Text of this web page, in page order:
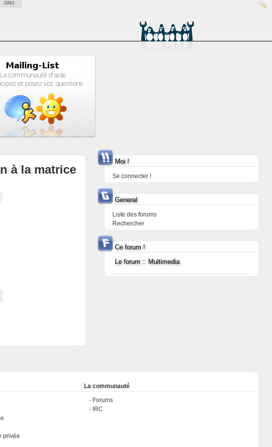
GNU
à la matrice
Moi !
Se connecter !
General
Liste des forums
Rechercher
Ce forum !
Le forum :: Multimedia
privée
La communauté
Forums
IRC